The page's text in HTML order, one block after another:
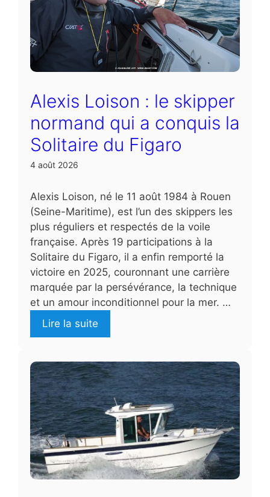
Alexis Loison : le skipper
normand qui a conquis la
Solitaire du Figaro
4 août 2026
Alexis Loison, né le 11 août 1984 à Rouen
(Seine-Maritime), est l’un des skippers les
plus réguliers et respectés de la voile
française. Après 19 participations à la
Solitaire du Figaro, il a enfin remporté la
victoire en 2025, couronnant une carrière
marquée par la persévérance, la technique
et un amour inconditionnel pour la mer. …
Lire la suite